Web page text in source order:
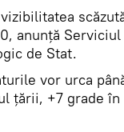
anunță Serviciul
de Stat.
vor urca
țării, +7 grade